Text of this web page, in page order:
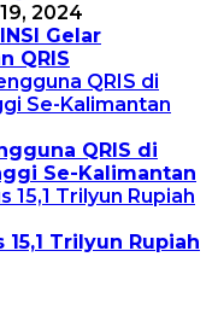
2024
Gelar
QRIS
QRIS di
Se-Kalimantan
Trilyun Rupiah